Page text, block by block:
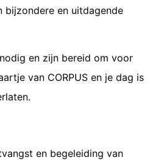
bijzondere en uitdagende
en zijn bereid om voor
van CORPUS en je dag is
en begeleiding van